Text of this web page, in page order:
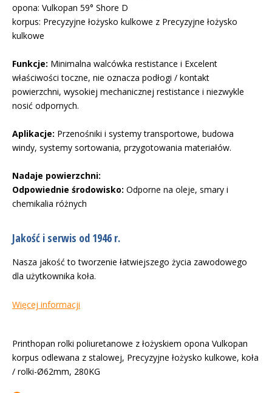
opona: Vulkopan 59° Shore D
korpus: Precyzyjne łożysko kulkowe z Precyzyjne łożysko
kulkowe
Funkcje: Minimalna walcówka restistance i Excelent
właściwości toczne, nie oznacza podłogi / kontakt
powierzchni, wysokiej mechanicznej restistance i niezwykle
nosić odpornych.
Aplikacje: Przenośniki i systemy transportowe, budowa
windy, systemy sortowania, przygotowania materiałów.
Nadaje powierzchni:
Odpowiednie środowisko: Odporne na oleje, smary i
chemikalia różnych
Jakość i serwis od 1946 r.
Nasza jakość to tworzenie łatwiejszego życia zawodowego
dla użytkownika koła.
Więcej informacji
Printhopan rolki poliuretanowe z łożyskiem opona Vulkopan
korpus odlewana z stalowej, Precyzyjne łożysko kulkowe, koła
/ rolki-Ø62mm, 280KG